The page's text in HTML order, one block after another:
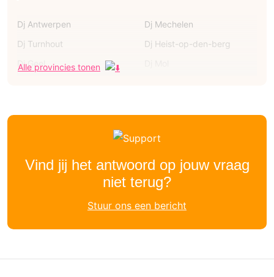
Dj Antwerpen
Dj Mechelen
Dj Turnhout
Dj Heist-op-den-berg
Dj Geel
Dj Wilrijk
Dj Borsbeek
Dj Deurne
Dj Hove
Dj Vremde
Dj Aartselaar
Dj Kontich
Alle provincies tonen
Vind jij het antwoord op jouw vraag
niet terug?
Stuur ons een bericht